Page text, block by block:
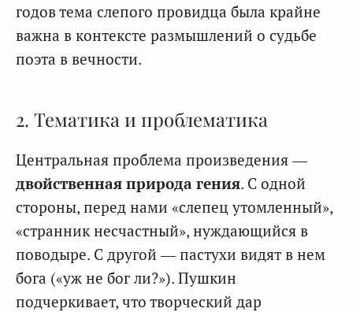
годов тема слепого провидца была крайне
важна в контексте размышлений о судьбе
поэта в вечности.
2. Тематика и проблематика
Центральная проблема произведения —
двойственная природа гения. С одной
стороны, перед нами «слепец утомленный»,
«странник несчастный», нуждающийся в
поводыре. С другой — пастухи видят в нем
бога («уж не бог ли?»). Пушкин
подчеркивает, что творческий дар